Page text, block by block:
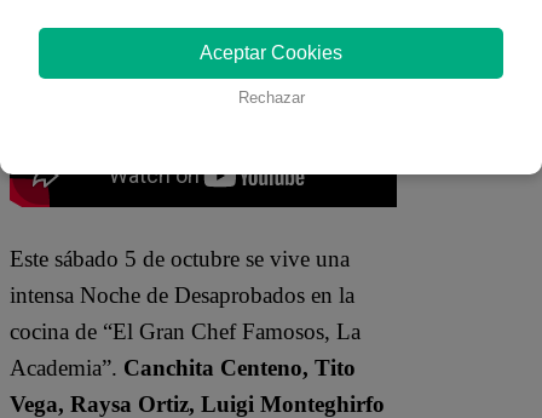
Este sábado 5 de octubre se vive una
intensa Noche de Desaprobados en la
cocina de “El Gran Chef Famosos, La
Academia”. Canchita Centeno, Tito
Vega, Raysa Ortiz, Luigi Monteghirfo
Aceptar Cookies
Rechazar